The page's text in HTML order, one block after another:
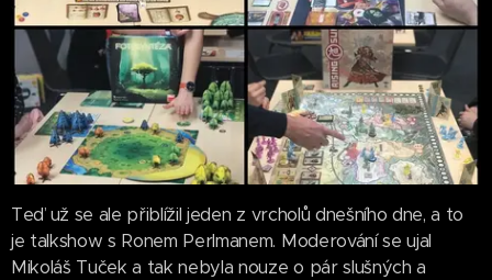
Teď už se ale přiblížil jeden z vrcholů dnešního dne, a to
je talkshow s Ronem Perlmanem. Moderování se ujal
Mikoláš Tuček a tak nebyla nouze o pár slušných a